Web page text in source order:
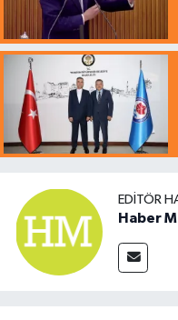
EDITÖR
Haber